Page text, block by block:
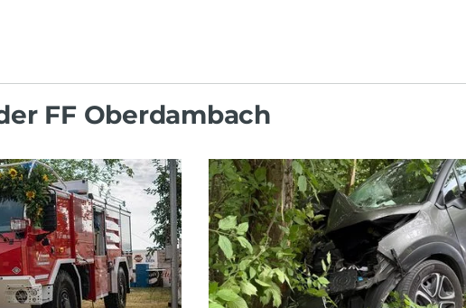
FF Oberdambach